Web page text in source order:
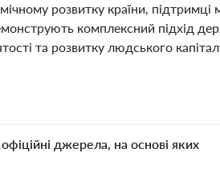
розвитку країни, підтримці
комплексний підхід
та розвитку людського
джерела, на основі яких